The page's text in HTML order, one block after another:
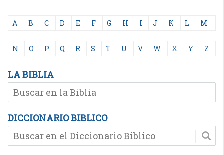
A B C D E F G H I J K L M
N O P Q R S T U V W X Y Z
LA BIBLIA
DICCIONARIO BIBLICO